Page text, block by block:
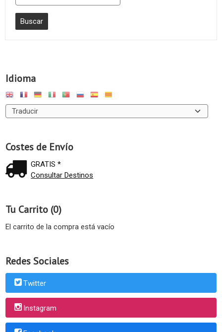
Idioma
Costes de Envío
GRATIS *
Consultar Destinos
Tu Carrito (0)
El carrito de la compra está vacío
Redes Sociales
Twitter
Instagram